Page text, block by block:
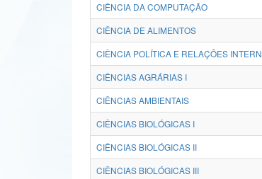
CIÊNCIA DA COMPUTAÇÃO
CIÊNCIA DE ALIMENTOS
CIÊNCIA POLÍTICA E RELAÇÕES
CIÊNCIAS AGRÁRIAS I
CIÊNCIAS AMBIENTAIS
CIÊNCIAS BIOLÓGICAS I
CIÊNCIAS BIOLÓGICAS II
CIÊNCIAS BIOLÓGICAS III